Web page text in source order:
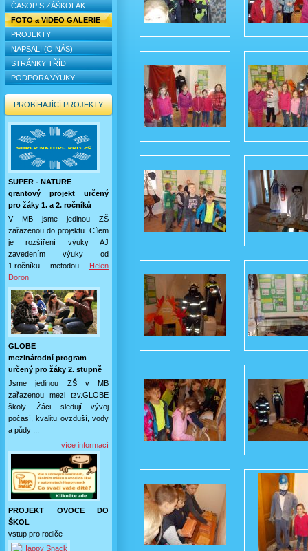
ČASOPIS ZÁŠKOLÁK
FOTO a VIDEO GALERIE
PROJEKTY
NAPSALI (O NÁS)
STRÁNKY TŘÍD
PODPORA VÝUKY
PROBÍHAJÍCÍ PROJEKTY
SUPER - NATURE
grantový projekt určený
pro žáky 1. a 2. ročníků
V MB jsme jedinou ZŠ
zařazenou do projektu. Cílem
je rozšíření výuky AJ
zavedením výuky od
1.ročníku metodou Helen
Doron
GLOBE
mezinárodní program
určený pro žáky 2. stupně
Jsme jedinou ZŠ v MB
zařazenou mezi tzv.GLOBE
školy. Žáci sledují vývoj
počasí, kvalitu ovzduší, vody
a půdy ...
více informací
PROJEKT OVOCE DO
ŠKOL
vstup pro rodiče